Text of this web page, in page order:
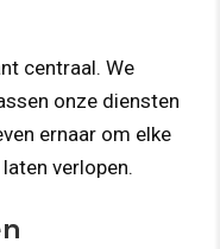
centraal. We
onze diensten
ernaar om elke
verlopen.